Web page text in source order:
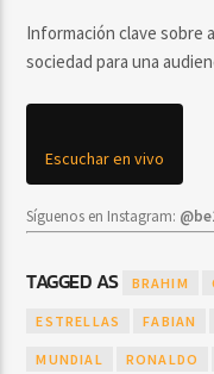
Información clave sobre
sociedad para una
Escuchar en vivo
Síguenos en Instagram:
TAGGED AS BRAHIM
ESTRELLAS FABIAN
MUNDIAL RONALDO